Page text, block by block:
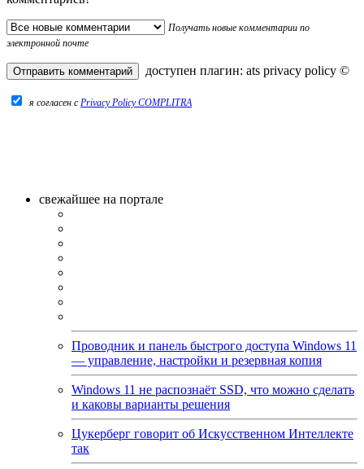
Получать новые комментарии по
электронной почте
доступен плагин: ats privacy policy ©
я согласен c Privacy Policy COMPLITRA
свежайшее на портале
Проводник и панель быстрого доступа Windows 11
— управление, настройки и резервная копия
Windows 11 не распознаёт SSD, что можно сделать
и каковы варианты решения
Цукерберг говорит об Искусственном Интеллекте
так